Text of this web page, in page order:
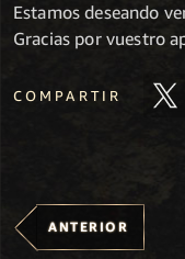
Estamos deseando
Gracias por vuestro
COMPARTIR
ANTERIOR